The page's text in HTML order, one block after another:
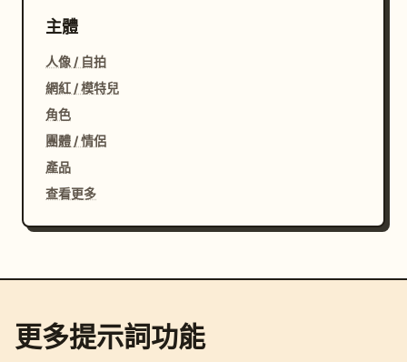
主體
人像 / 自拍
網紅 / 模特兒
角色
團體 / 情侶
產品
查看更多
更多提示詞功能